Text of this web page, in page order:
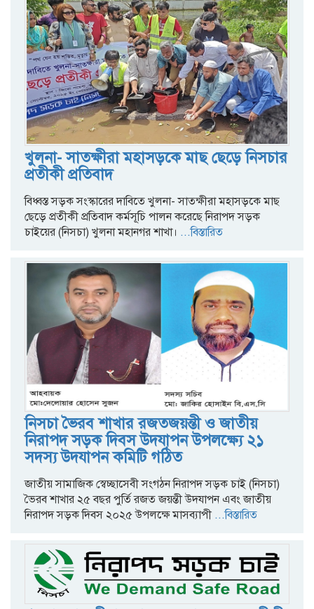
খুলনা- সাতক্ষীরা মহাসড়কে মাছ ছেড়ে নিসচার
প্রতীকী প্রতিবাদ
বিধ্বস্ত সড়ক সংস্কারের দাবিতে খুলনা- সাতক্ষীরা মহাসড়কে মাছ
ছেড়ে প্রতীকী প্রতিবাদ কর্মসূচি পালন করেছে নিরাপদ সড়ক
চাইয়ের (নিসচা) খুলনা মহানগর শাখা। ...বিস্তারিত
নিসচা ভৈরব শাখার রজতজয়ন্তী ও জাতীয়
নিরাপদ সড়ক দিবস উদযাপন উপলক্ষ্যে ২১
সদস‍্য উদযাপন কমিটি গঠিত
জাতীয় সামাজিক স্বেচ্ছাসেবী সংগঠন নিরাপদ সড়ক চাই (নিসচা)
ভৈরব শাখার ২৫ বছর পুর্তি রজত জয়ন্তী উদযাপন এবং জাতীয়
নিরাপদ সড়ক দিবস ২০২৫ উপলক্ষে মাসব্যাপী ...বিস্তারিত